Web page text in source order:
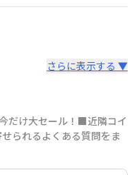
さらに表示する ▼
だけ大セール！■近隣コイ
られるよくある質問をま